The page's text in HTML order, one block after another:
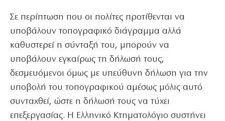
Σε περίπτωση που οι πολίτες προτίθενται να
υποβάλουν τοπογραφικό διάγραμμα αλλά
καθυστερεί η σύνταξή του, μπορούν να
υποβάλουν εγκαίρως τη δήλωσή τους,
δεσμευόμενοι όμως με υπεύθυνη δήλωση για την
υποβολή του τοπογραφικού αμέσως μόλις αυτό
συνταχθεί, ώστε η δήλωσή τους να τύχει
επεξεργασίας. Η Ελληνικό Κτηματολόγιο συστήνει